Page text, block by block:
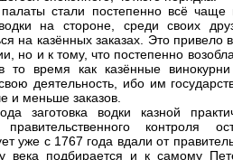
стали постепенно всё
водки на стороне, среди своих
на казённых заказах. Это привело
но и к тому, что постепенно
то время как казённые
деятельность, ибо им
и меньше заказов.
заготовка водки казной
правительственного контроля
уже с 1767 года вдали от
века подбирается и к самому